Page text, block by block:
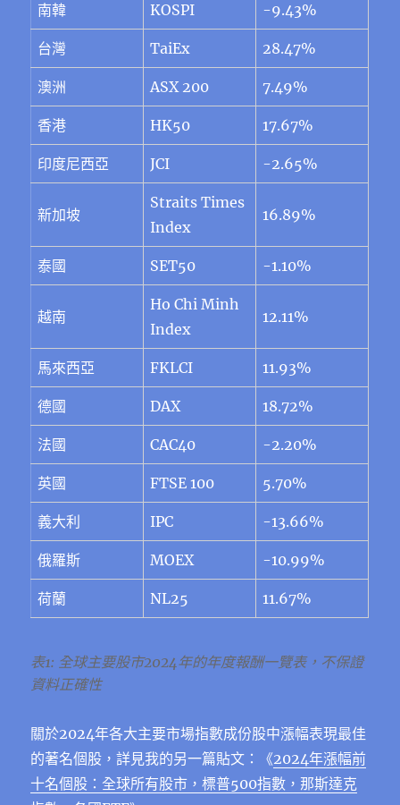
南韓 KOSPI -9.43%
台灣 TaiEx 28.47%
澳洲 ASX 200 7.49%
香港 HK50 17.67%
印度尼西亞 JCI -2.65%
新加坡
Straits Times
Index
16.89%
泰國 SET50 -1.10%
越南
Ho Chi Minh
Index
12.11%
馬來西亞 FKLCI 11.93%
德國 DAX 18.72%
法國 CAC40 -2.20%
英國 FTSE 100 5.70%
義大利 IPC -13.66%
俄羅斯 MOEX -10.99%
荷蘭 NL25 11.67%
表1: 全球主要股市2024年的年度報酬一覽表，不保證
資料正確性
關於2024年各大主要市場指數成份股中漲幅表現最佳
的著名個股，詳見我的另一篇貼文：《2024年漲幅前
十名個股：全球所有股市，標普500指數，那斯達克